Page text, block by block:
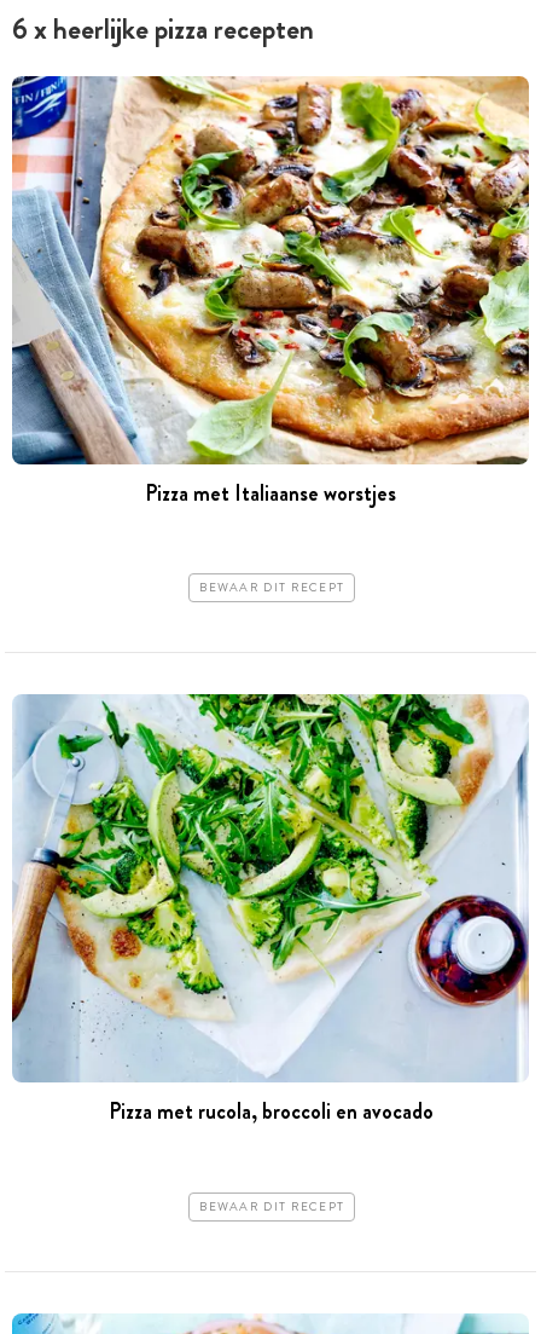
6 x heerlijke pizza recepten
Pizza met Italiaanse worstjes
BEWAAR DIT RECEPT
Pizza met rucola, broccoli en avocado
BEWAAR DIT RECEPT